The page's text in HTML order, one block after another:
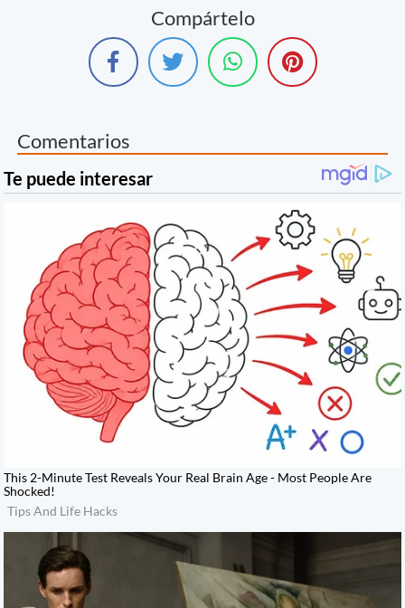
Compártelo
Comentarios